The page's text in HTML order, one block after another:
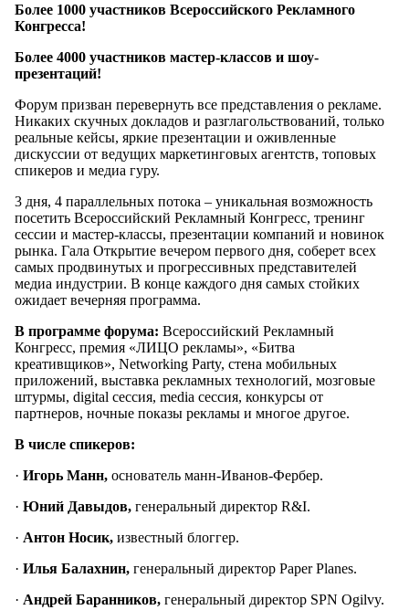
Более 1000 участников Всероссийского Рекламного
Конгресса!
Более 4000 участников мастер-классов и шоу-
презентаций!
Форум призван перевернуть все представления о рекламе.
Никаких скучных докладов и разглагольствований, только
реальные кейсы, яркие презентации и оживленные
дискуссии от ведущих маркетинговых агентств, топовых
спикеров и медиа гуру.
3 дня, 4 параллельных потока – уникальная возможность
посетить Всероссийский Рекламный Конгресс, тренинг
сессии и мастер-классы, презентации компаний и новинок
рынка. Гала Открытие вечером первого дня, соберет всех
самых продвинутых и прогрессивных представителей
медиа индустрии. В конце каждого дня самых стойких
ожидает вечерняя программа.
В программе форума: Всероссийский Рекламный
Конгресс, премия «ЛИЦО рекламы», «Битва
креативщиков», Networking Party, стена мобильных
приложений, выставка рекламных технологий, мозговые
штурмы, digital сессия, media сессия, конкурсы от
партнеров, ночные показы рекламы и многое другое.
В числе спикеров:
· Игорь Манн, основатель манн-Иванов-Фербер.
· Юний Давыдов, генеральный директор R&I.
· Антон Носик, известный блоггер.
· Илья Балахнин, генеральный директор Paper Planes.
· Андрей Баранников, генеральный директор SPN Ogilvy.